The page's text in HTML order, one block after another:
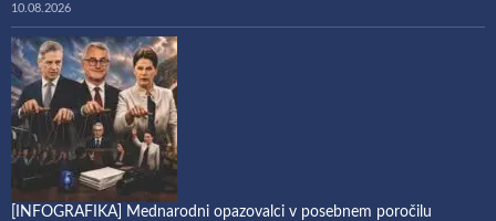
10.08.2026
[INFOGRAFIKA] Mednarodni opazovalci v posebnem poročilu